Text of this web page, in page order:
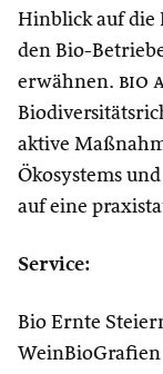
Hinblick auf die
den Bio-
erwähnen. bio
aktive
Ökosystems
auf eine
Service:
Bio Ernte
WeinBioGrafien